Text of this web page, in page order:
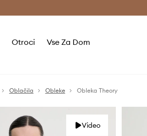
Otroci Vse Za Dom
Oblačila Obleke Obleka Theory
Video